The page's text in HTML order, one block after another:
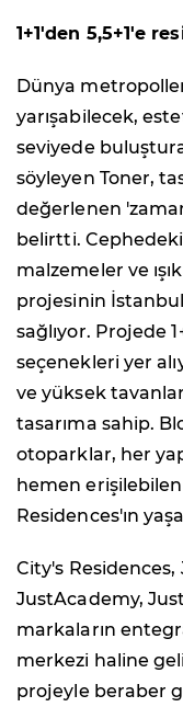
1+1'den 5,5+1'e
Dünya
yarışabilecek,
seviyede
söyleyen Toner,
değerlenen
belirtti.
malzemeler ve
projesinin
sağlıyor. Projede
seçenekleri yer
ve yüksek
tasarıma sahip.
otoparklar, her
hemen
Residences'ın
City's
JustAcademy,
markaların
merkezi haline
projeyle beraber